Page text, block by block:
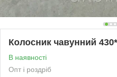
Колосник чавунний
В наявності
Опт і роздріб